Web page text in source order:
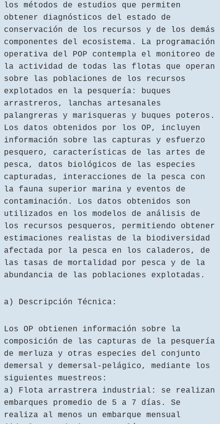
los métodos de estudios que permiten
obtener diagnósticos del estado de
conservación de los recursos y de los demás
componentes del ecosistema. La programación
operativa del POP contempla el monitoreo de
la actividad de todas las flotas que operan
sobre las poblaciones de los recursos
explotados en la pesquería: buques
arrastreros, lanchas artesanales
palangreras y marisqueras y buques poteros.
Los datos obtenidos por los OP, incluyen
información sobre las capturas y esfuerzo
pesquero, características de las artes de
pesca, datos biológicos de las especies
capturadas, interacciones de la pesca con
la fauna superior marina y eventos de
contaminación. Los datos obtenidos son
utilizados en los modelos de análisis de
los recursos pesqueros, permitiendo obtener
estimaciones realistas de la biodiversidad
afectada por la pesca en los caladeros, de
las tasas de mortalidad por pesca y de la
abundancia de las poblaciones explotadas.
a) Descripción Técnica:
Los OP obtienen información sobre la
composición de las capturas de la pesquería
de merluza y otras especies del conjunto
demersal y demersal-pelágico, mediante los
siguientes muestreos:
a) Flota arrastrera industrial: se realizan
embarques promedio de 5 a 7 días. Se
realiza al menos un embarque mensual